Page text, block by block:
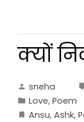
क्यों
sneha
Love, Poem
Ansu, Ashk,